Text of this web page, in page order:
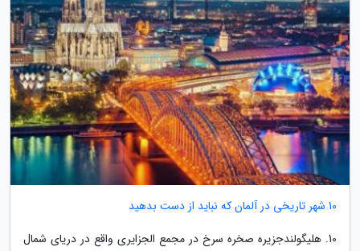
10 شهر تاریخی در آلمان که نباید از دست بدهید
10. هلیگولندجزیره صخره سرخ در مجمع الجزایری واقع در دریای شمال